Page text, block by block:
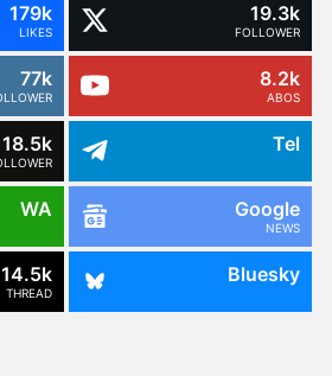
179k
LIKES
19.3k
FOLLOWER
77k 8.2k
ABOS
18.5k Tel
WA Google
NEWS
14.5k
THREAD
Bluesky